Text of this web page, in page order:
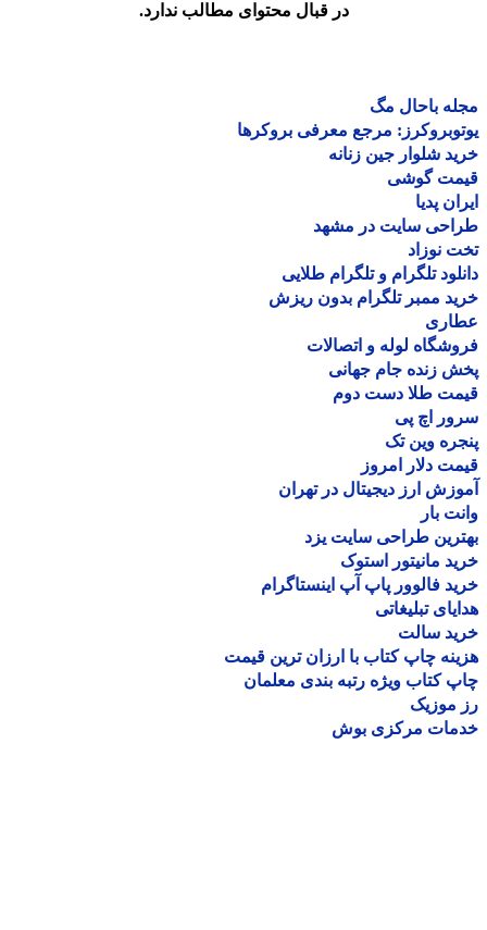
در قبال محتوای مطالب ندارد.
باحال مگ
مرجع معرفی بروکرها
شلوار جین زنانه
گوشی
پدیا
سایت در مشهد
نوزاد
تلگرام و تلگرام طلایی
ممبر تلگرام بدون ریزش
لوله و اتصالات
زنده جام جهانی
طلا دست دوم
اچ پی
وین تک
دلار امروز
ارز دیجیتال در تهران
بار
طراحی سایت یزد
مانیتور استوک
فالوور پاپ آپ اینستاگرام
تبلیغاتی
سالت
چاپ کتاب با ارزان ترین قیمت
کتاب ویژه رتبه بندی معلمان
موزیک
مرکزی بوش